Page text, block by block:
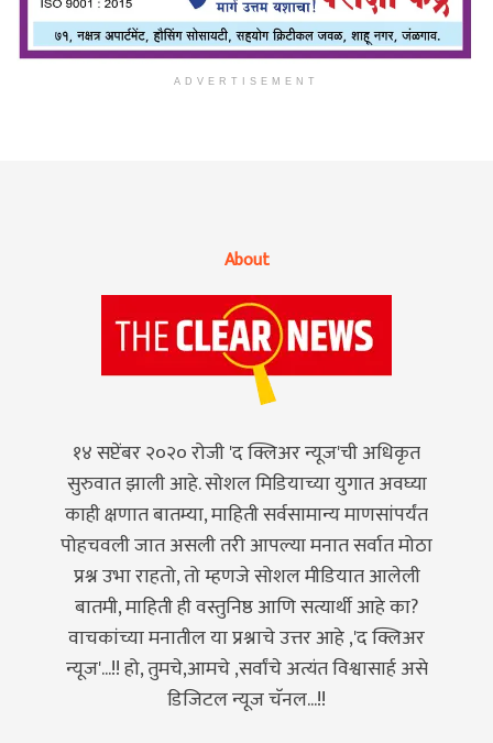
ADVERTISEMENT
About
१४ सप्टेंबर २०२० रोजी 'द क्लिअर न्यूज'ची अधिकृत
सुरुवात झाली आहे. सोशल मिडियाच्या युगात अवघ्या
काही क्षणात बातम्या, माहिती सर्वसामान्य माणसांपर्यंत
पोहचवली जात असली तरी आपल्या मनात सर्वात मोठा
प्रश्न उभा राहतो, तो म्हणजे सोशल मीडियात आलेली
बातमी, माहिती ही वस्तुनिष्ठ आणि सत्यार्थी आहे का?
वाचकांच्या मनातील या प्रश्नाचे उत्तर आहे ,'द क्लिअर
न्यूज'...!! हो, तुमचे,आमचे ,सर्वांचे अत्यंत विश्वासार्ह असे
डिजिटल न्यूज चॅनल...!!